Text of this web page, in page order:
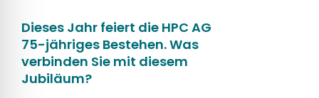
Dieses Jahr feiert die HPC AG
75-jähriges Bestehen. Was
verbinden Sie mit diesem
Jubiläum?